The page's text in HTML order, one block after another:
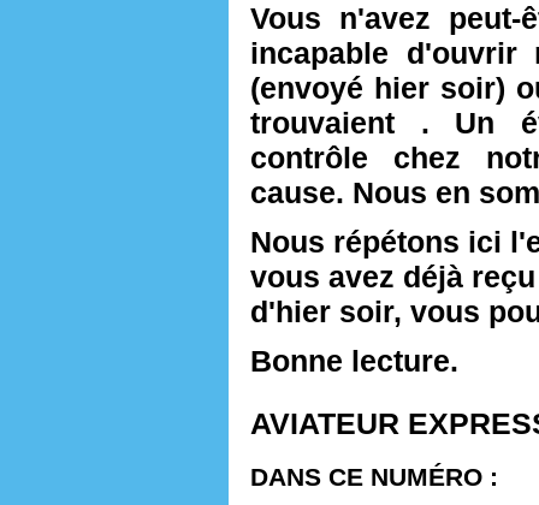
Vous n'avez
incapable
(envoyé hier soir)
trouvaient . Un
contrôle chez
cause. Nous en
Nous répétons ici
vous avez déjà
d'hier soir, vous
Bonne lecture.
AVIATEUR
DANS CE NUMÉRO :